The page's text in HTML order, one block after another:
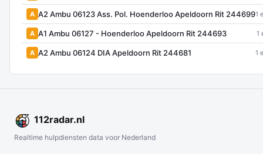
A A2 Ambu 06123 Ass. Pol. Hoenderloo Apeldoorn Rit 2446991
A A1 Ambu 06127 - Hoenderloo Apeldoorn Rit 244693 1
A A2 Ambu 06124 DIA Apeldoorn Rit 244681 1
112radar.nl
Realtime hulpdiensten data voor Nederland